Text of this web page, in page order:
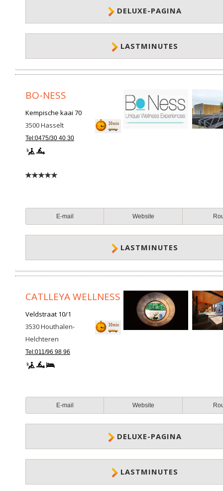
DELUXE-PAGINA
LASTMINUTES
BO-NESS
Kempische kaai 70
3500Hasselt
Tel:0475/30 40 30
E-mail Website
LASTMINUTES
CATLLEYA WELLNESS
Veldstraat 10/1
3530Houthalen-
Helchteren
Tel:011/96 98 96
E-mail Website
DELUXE-PAGINA
LASTMINUTES